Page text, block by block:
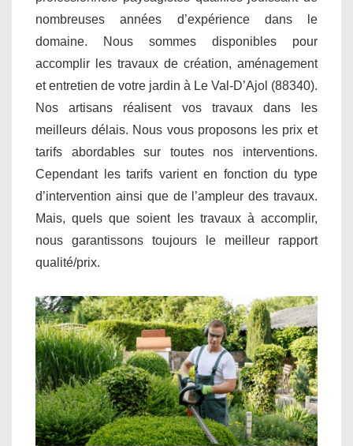
nombreuses années d’expérience dans le
domaine. Nous sommes disponibles pour
accomplir les travaux de création, aménagement
et entretien de votre jardin à Le Val-D’Ajol (88340).
Nos artisans réalisent vos travaux dans les
meilleurs délais. Nous vous proposons les prix et
tarifs abordables sur toutes nos interventions.
Cependant les tarifs varient en fonction du type
d’intervention ainsi que de l’ampleur des travaux.
Mais, quels que soient les travaux à accomplir,
nous garantissons toujours le meilleur rapport
qualité/prix.